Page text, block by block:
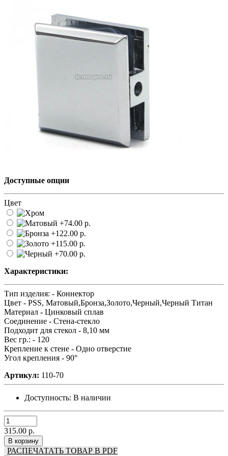
Доступные опции
Цвет
Характеристики:
Тип изделия: - Коннектор
Цвет - PSS, Матовый,Бронза,Золото,Черный,Черный Титан
Материал - Цинковый сплав
Соединение - Стена-стекло
Подходит для стекол - 8,10 мм
Вес гр.: - 120
Крепление к стене - Одно отверстие
Угол крепления - 90°
Артикул: 110-70
Доступность: В наличии
315.00 р.
В корзину
РАСПЕЧАТАТЬ ТОВАР В PDF